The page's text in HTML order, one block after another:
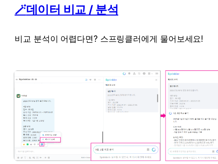
🪄데이터 비교 / 분석
비교 분석이 어렵다면? 스프링클러에게 물어보세요!